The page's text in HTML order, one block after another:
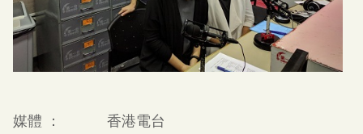
媒體 ： 香港電台